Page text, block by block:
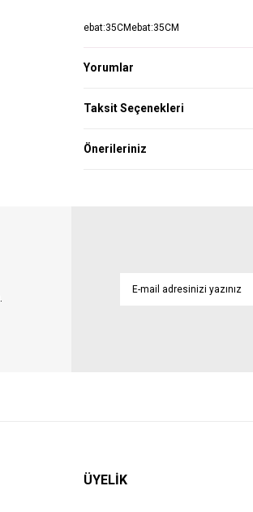
ebat:35CMebat:35CM
Yorumlar
Taksit Seçenekleri
Önerileriniz
ÜYELİK